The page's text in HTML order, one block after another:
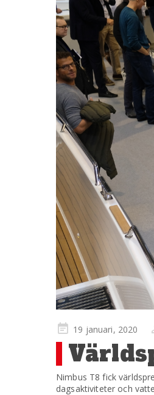
Publicerad
på
19 januari, 2020
Nimbus T8 fick
dagsaktiviteter och